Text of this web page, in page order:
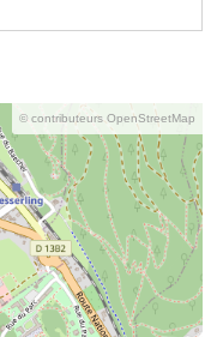
© contributeurs OpenStreetMap